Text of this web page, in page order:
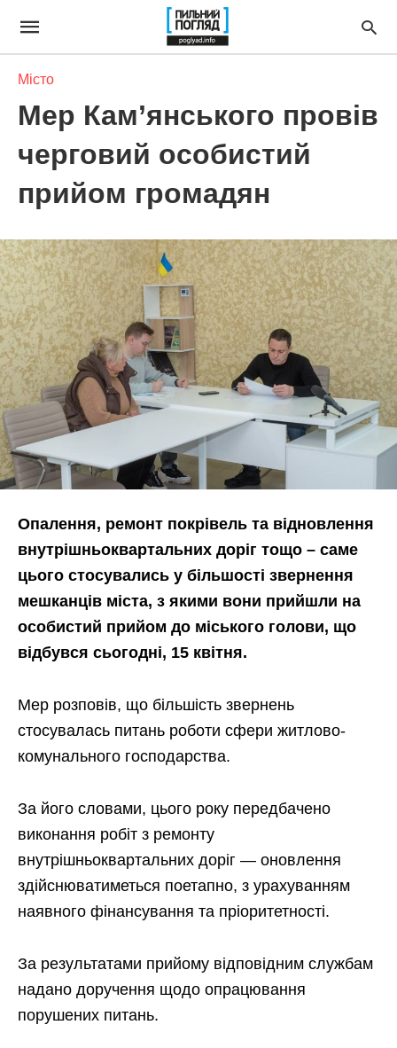
Місто
Мер Кам’янського провів
черговий особистий
прийом громадян
Опалення, ремонт покрівель та відновлення
внутрішньоквартальних доріг тощо – саме
цього стосувались у більшості звернення
мешканців міста, з якими вони прийшли на
особистий прийом до міського голови, що
відбувся сьогодні, 15 квітня.
Мер розповів, що більшість звернень
стосувалась питань роботи сфери житлово-
комунального господарства.
За його словами, цього року передбачено
виконання робіт з ремонту
внутрішньоквартальних доріг — оновлення
здійснюватиметься поетапно, з урахуванням
наявного фінансування та пріоритетності.
За результатами прийому відповідним службам
надано доручення щодо опрацювання
порушених питань.